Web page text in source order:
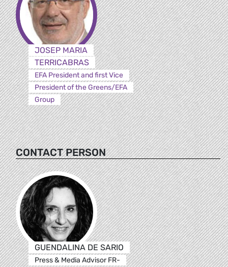
JOSEP MARIA
TERRICABRAS
EFA President and first Vice
President of the Greens/EFA
Group
CONTACT PERSON
GUENDALINA DE SARIO
Press & Media Advisor FR-